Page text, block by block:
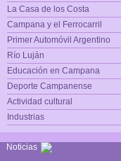
La Casa de los Costa
Campana y el Ferrocarril
Primer Automóvil Argentino
Río Luján
Educación en Campana
Deporte Campanense
Actividad cultural
Industrias
Noticias